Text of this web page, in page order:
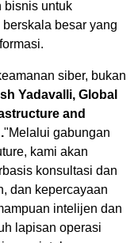
bisnis untuk
besar yang
siber, bukan
Yadavalli, Global
and
"Melalui gabungan
kami akan
konsultasi dan
dan kepercayaan
intelijen dan
lapisan operasi